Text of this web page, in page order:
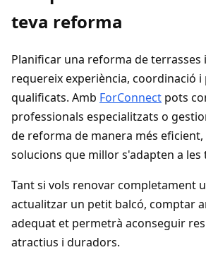
teva reforma
Planificar una reforma de terrasses
requereix experiència, coordinació
qualificats. Amb ForConnect pots
professionals especialitzats o
de reforma de manera més
solucions que millor s'adapten a les
Tant si vols renovar completament
actualitzar un petit balcó, comptar
adequat et permetrà aconseguir
atractius i duradors.